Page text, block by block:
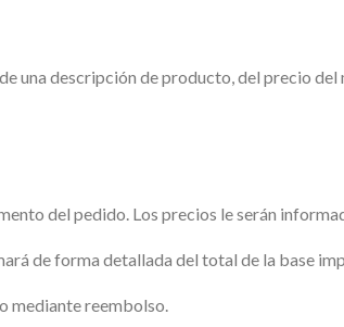
una descripción de producto, del precio
del pedido. Los precios le serán
de forma detallada del total de la base
mediante reembolso.